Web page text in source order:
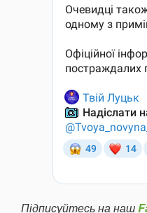
Підписуйтесь на наш